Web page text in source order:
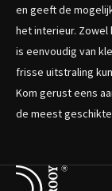
en geeft de
het interieur. Zowel
is eenvoudig van
frisse uitstraling
Kom gerust eens
de meest
Terug naar de